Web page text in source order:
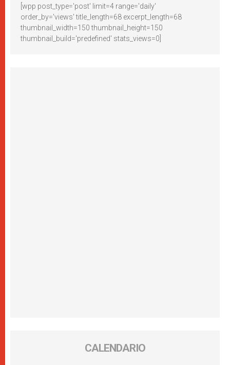
[wpp post_type='post' limit=4 range='daily'
order_by='views' title_length=68 excerpt_length=68
thumbnail_width=150 thumbnail_height=150
thumbnail_build='predefined' stats_views=0]
CALENDARIO